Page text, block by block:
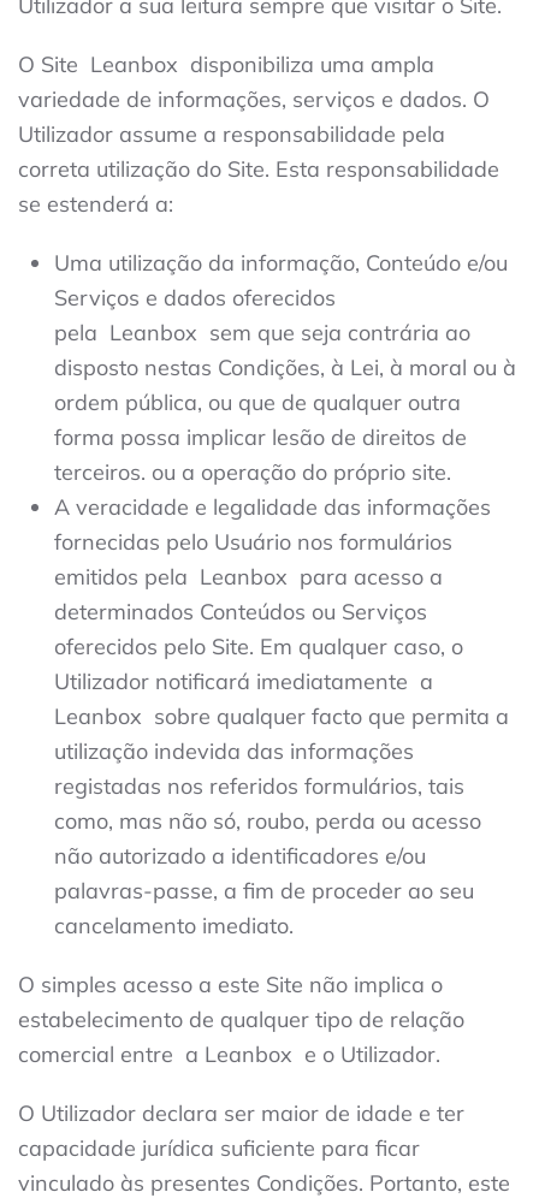
O Site Leanbox disponibiliza uma ampla
variedade de informações, serviços e dados. O
Utilizador assume a responsabilidade pela
correta utilização do Site. Esta responsabilidade
se estenderá a:
Uma utilização da informação, Conteúdo e/ou
Serviços e dados oferecidos
pela Leanbox sem que seja contrária ao
disposto nestas Condições, à Lei, à moral ou à
ordem pública, ou que de qualquer outra
forma possa implicar lesão de direitos de
terceiros. ou a operação do próprio site.
A veracidade e legalidade das informações
fornecidas pelo Usuário nos formulários
emitidos pela Leanbox para acesso a
determinados Conteúdos ou Serviços
oferecidos pelo Site. Em qualquer caso, o
Utilizador notificará imediatamente a
Leanbox sobre qualquer facto que permita a
utilização indevida das informações
registadas nos referidos formulários, tais
como, mas não só, roubo, perda ou acesso
não autorizado a identificadores e/ou
palavras-passe, a fim de proceder ao seu
cancelamento imediato.
O simples acesso a este Site não implica o
estabelecimento de qualquer tipo de relação
comercial entre a Leanbox e o Utilizador.
O Utilizador declara ser maior de idade e ter
capacidade jurídica suficiente para ficar
vinculado às presentes Condições. Portanto, este